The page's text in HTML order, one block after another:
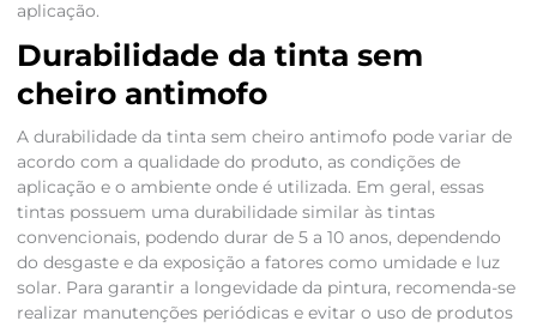
aplicação.
Durabilidade da tinta sem
cheiro antimofo
A durabilidade da tinta sem cheiro antimofo pode variar de
acordo com a qualidade do produto, as condições de
aplicação e o ambiente onde é utilizada. Em geral, essas
tintas possuem uma durabilidade similar às tintas
convencionais, podendo durar de 5 a 10 anos, dependendo
do desgaste e da exposição a fatores como umidade e luz
solar. Para garantir a longevidade da pintura, recomenda-se
realizar manutenções periódicas e evitar o uso de produtos